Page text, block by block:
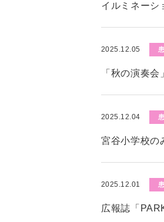
イルミネーシ
2025.12.05
「秋の演奏
2025.12.04
宮谷小学校の
2025.12.01
広報誌「